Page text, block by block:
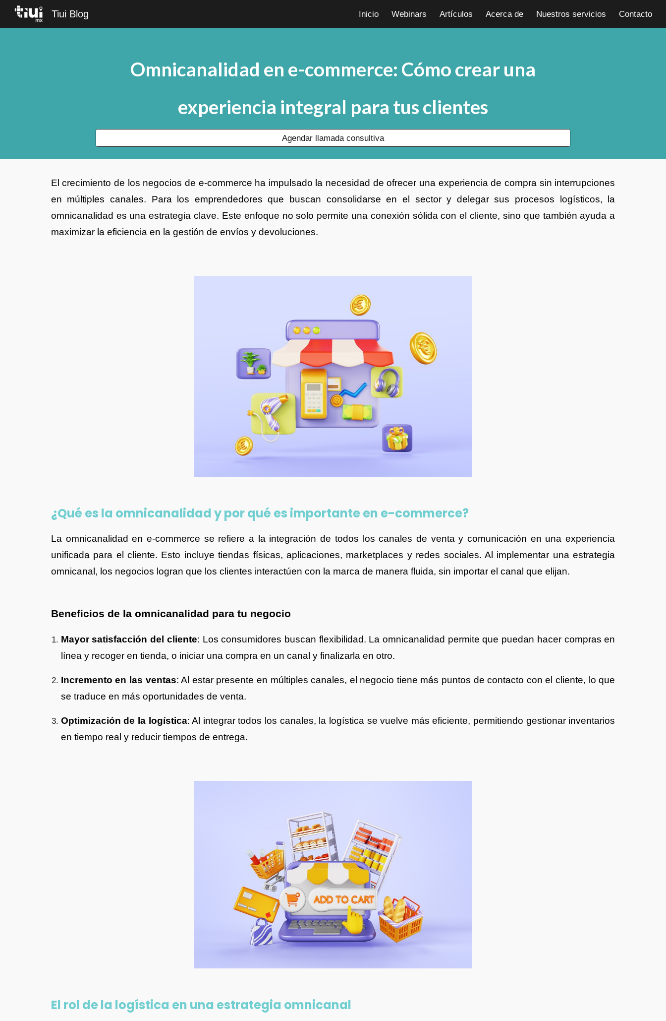
Skip to navigation
Tiui Blog Inicio Webinars Artículos Acerca de Nuestros servicios Contacto
Omnicanalidad en e-commerce: Cómo crear una
experiencia integral para tus clientes
Agendar llamada consultiva
El crecimiento de los negocios de e-commerce ha impulsado la necesidad de ofrecer una experiencia de compra sin interrupciones
en múltiples canales. Para los emprendedores que buscan consolidarse en el sector y delegar sus procesos logísticos, la
omnicanalidad es una estrategia clave. Este enfoque no solo permite una conexión sólida con el cliente, sino que también ayuda a
maximizar la eficiencia en la gestión de envíos y devoluciones.
¿Qué es la omnicanalidad y por qué es importante en e-commerce?
La omnicanalidad en e-commerce se refiere a la integración de todos los canales de venta y comunicación en una experiencia
unificada para el cliente. Esto incluye tiendas físicas, aplicaciones, marketplaces y redes sociales. Al implementar una estrategia
omnicanal, los negocios logran que los clientes interactúen con la marca de manera fluida, sin importar el canal que elijan.
Beneficios de la omnicanalidad para tu negocio
Mayor satisfacción del cliente: Los consumidores buscan flexibilidad. La omnicanalidad permite que puedan hacer compras en
línea y recoger en tienda, o iniciar una compra en un canal y finalizarla en otro.
Incremento en las ventas: Al estar presente en múltiples canales, el negocio tiene más puntos de contacto con el cliente, lo que
se traduce en más oportunidades de venta.
Optimización de la logística: Al integrar todos los canales, la logística se vuelve más eficiente, permitiendo gestionar inventarios
en tiempo real y reducir tiempos de entrega.
El rol de la logística en una estrategia omnicanal